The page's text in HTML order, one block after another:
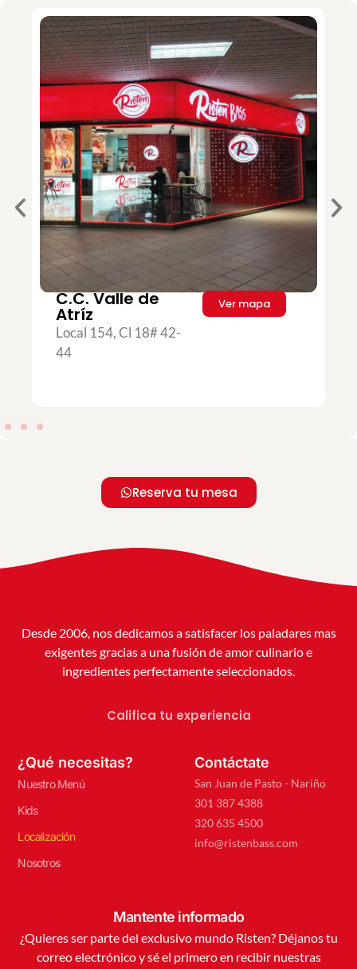
C.C. Valle de
Atríz
Local 154, Cl 18# 42-
44
Ver mapa
Reserva tu mesa
Desde 2006, nos dedicamos a satisfacer los paladares mas
exigentes gracias a una fusión de amor culinario e
ingredientes perfectamente seleccionados.
Califica tu experiencia
¿Qué necesitas?
Nuestro Menú
Kids
Localización
Nosotros
Contáctate
San Juan de Pasto - Nariño
301 387 4388
320 635 4500
info@ristenbass.com
Mantente informado
¿Quieres ser parte del exclusivo mundo Risten? Déjanos tu
correo electrónico y sé el primero en recibir nuestras